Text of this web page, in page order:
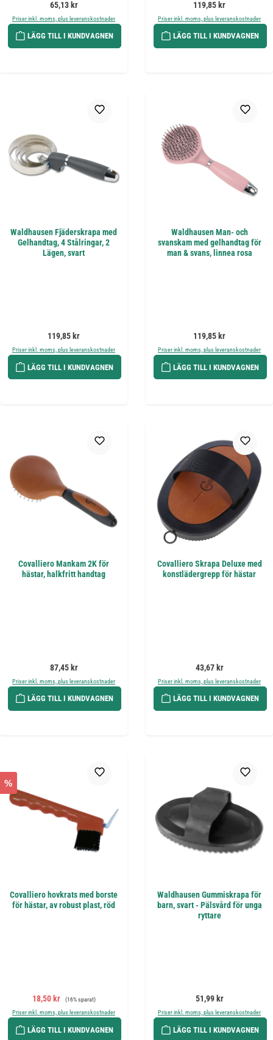
Ordinarie pris:
65,13 kr
Priser inkl. moms, plus leveranskostnader
LÄGG TILL I KUNDVAGNEN
Ordinarie pris:
119,85 kr
Priser inkl. moms, plus leveranskostnader
LÄGG TILL I KUNDVAGNEN
Waldhausen Fjäderskrapa med
Gelhandtag, 4 Stålringar, 2
Lägen, svart
Ordinarie pris:
119,85 kr
Priser inkl. moms, plus leveranskostnader
LÄGG TILL I KUNDVAGNEN
Waldhausen Man- och
svanskam med gelhandtag för
man & svans, linnea rosa
Ordinarie pris:
119,85 kr
Priser inkl. moms, plus leveranskostnader
LÄGG TILL I KUNDVAGNEN
Covalliero Mankam 2K för
hästar, halkfritt handtag
Ordinarie pris:
87,45 kr
Priser inkl. moms, plus leveranskostnader
LÄGG TILL I KUNDVAGNEN
Covalliero Skrapa Deluxe med
konstlädergrepp för hästar
Ordinarie pris:
43,67 kr
Priser inkl. moms, plus leveranskostnader
LÄGG TILL I KUNDVAGNEN
%
Covalliero hovkrats med borste
för hästar, av robust plast, röd
Försäljningspris:
18,50 kr Ordinarie pris:
(16% sparat)
Priser inkl. moms, plus leveranskostnader
LÄGG TILL I KUNDVAGNEN
Waldhausen Gummiskrapa för
barn, svart - Pälsvård för unga
ryttare
Ordinarie pris:
51,99 kr
Priser inkl. moms, plus leveranskostnader
LÄGG TILL I KUNDVAGNEN